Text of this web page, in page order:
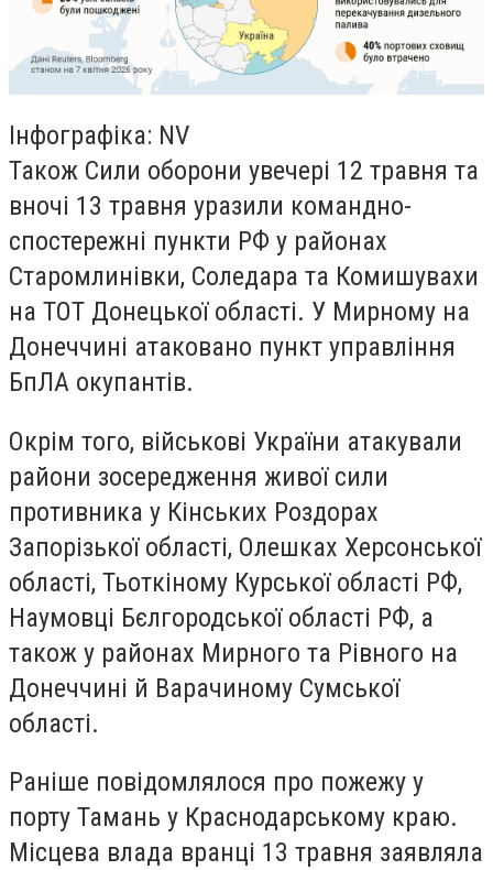
Інфографіка: NV
Також Сили оборони увечері 12 травня та
вночі 13 травня уразили командно-
спостережні пункти РФ у районах
Старомлинівки, Соледара та Комишувахи
на ТОТ Донецької області. У Мирному на
Донеччині атаковано пункт управління
БпЛА окупантів.
Окрім того, військові України атакували
райони зосередження живої сили
противника у Кінських Роздорах
Запорізької області, Олешках Херсонської
області, Тьоткіному Курської області РФ,
Наумовці Бєлгородської області РФ, а
також у районах Мирного та Рівного на
Донеччині й Варачиному Сумської
області.
Раніше повідомлялося про пожежу у
порту Тамань у Краснодарському краю.
Місцева влада вранці 13 травня заявляла